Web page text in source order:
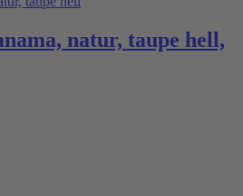
natur, taupe hell,